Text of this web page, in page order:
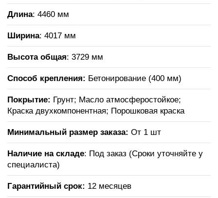
Длина: 4460 мм
Ширина: 4017 мм
Высота общая: 3729 мм
Способ крепления: Бетонирование (400 мм)
Покрытие: Грунт; Масло атмосферостойкое;
Краска двухкомпонентная; Порошковая краска
Минимальный размер заказа: От 1 шт
Наличие на складе: Под заказ (Сроки уточняйте у
специалиста)
Гарантийный срок: 12 месяцев